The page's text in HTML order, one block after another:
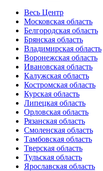
Весь Центр
Московская область
Белгородская область
Брянская область
Владимирская область
Воронежская область
Ивановская область
Калужская область
Костромская область
Курская область
Липецкая область
Орловская область
Рязанская область
Смоленская область
Тамбовская область
Тверская область
Тульская область
Ярославская область